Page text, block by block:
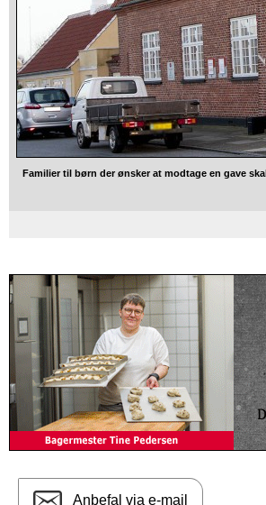
Familier til børn der ønsker at modtage en gave
Anbefal via e-mail